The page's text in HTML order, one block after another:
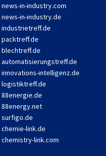
news-in-industry.com
news-in-industry.de
industrietreff.de
packtreff.de
blechtreff.de
automatisierungstreff.de
innovations-intelligenz.de
logistiktreff.de
88energie.de
88energy.net
surfigo.de
chemie-link.de
chemistry-link.com